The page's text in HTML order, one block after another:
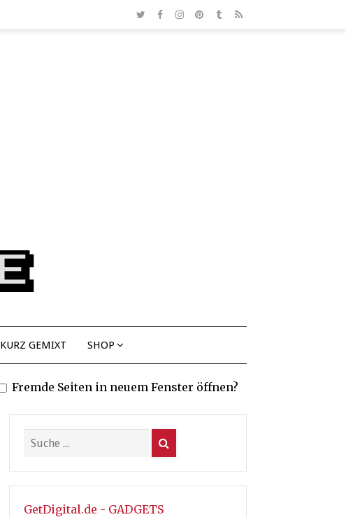
KURZ GEMIXT SHOP
Fremde Seiten in neuem Fenster öffnen?
GetDigital.de - GADGETS